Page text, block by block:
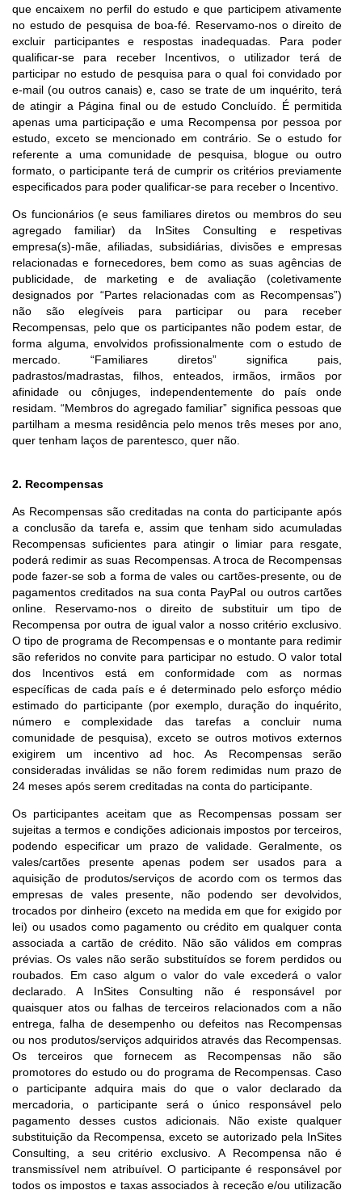
que encaixem no perfil do estudo e que participem ativamente
no estudo de pesquisa de boa-fé. Reservamo-nos o direito de
excluir participantes e respostas inadequadas. Para poder
qualificar-se para receber Incentivos, o utilizador terá de
participar no estudo de pesquisa para o qual foi convidado por
e-mail (ou outros canais) e, caso se trate de um inquérito, terá
de atingir a Página final ou de estudo Concluído. É permitida
apenas uma participação e uma Recompensa por pessoa por
estudo, exceto se mencionado em contrário. Se o estudo for
referente a uma comunidade de pesquisa, blogue ou outro
formato, o participante terá de cumprir os critérios previamente
especificados para poder qualificar-se para receber o Incentivo.
Os funcionários (e seus familiares diretos ou membros do seu
agregado familiar) da InSites Consulting e respetivas
empresa(s)-mãe, afiliadas, subsidiárias, divisões e empresas
relacionadas e fornecedores, bem como as suas agências de
publicidade, de marketing e de avaliação (coletivamente
designados por “Partes relacionadas com as Recompensas”)
não são elegíveis para participar ou para receber
Recompensas, pelo que os participantes não podem estar, de
forma alguma, envolvidos profissionalmente com o estudo de
mercado. “Familiares diretos” significa pais,
padrastos/madrastas, filhos, enteados, irmãos, irmãos por
afinidade ou cônjuges, independentemente do país onde
residam. “Membros do agregado familiar” significa pessoas que
partilham a mesma residência pelo menos três meses por ano,
quer tenham laços de parentesco, quer não.
2. Recompensas
As Recompensas são creditadas na conta do participante após
a conclusão da tarefa e, assim que tenham sido acumuladas
Recompensas suficientes para atingir o limiar para resgate,
poderá redimir as suas Recompensas. A troca de Recompensas
pode fazer-se sob a forma de vales ou cartões-presente, ou de
pagamentos creditados na sua conta PayPal ou outros cartões
online. Reservamo-nos o direito de substituir um tipo de
Recompensa por outra de igual valor a nosso critério exclusivo.
O tipo de programa de Recompensas e o montante para redimir
são referidos no convite para participar no estudo. O valor total
dos Incentivos está em conformidade com as normas
específicas de cada país e é determinado pelo esforço médio
estimado do participante (por exemplo, duração do inquérito,
número e complexidade das tarefas a concluir numa
comunidade de pesquisa), exceto se outros motivos externos
exigirem um incentivo ad hoc. As Recompensas serão
consideradas inválidas se não forem redimidas num prazo de
24 meses após serem creditadas na conta do participante.
Os participantes aceitam que as Recompensas possam ser
sujeitas a termos e condições adicionais impostos por terceiros,
podendo especificar um prazo de validade. Geralmente, os
vales/cartões presente apenas podem ser usados para a
aquisição de produtos/serviços de acordo com os termos das
empresas de vales presente, não podendo ser devolvidos,
trocados por dinheiro (exceto na medida em que for exigido por
lei) ou usados como pagamento ou crédito em qualquer conta
associada a cartão de crédito. Não são válidos em compras
prévias. Os vales não serão substituídos se forem perdidos ou
roubados. Em caso algum o valor do vale excederá o valor
declarado. A InSites Consulting não é responsável por
quaisquer atos ou falhas de terceiros relacionados com a não
entrega, falha de desempenho ou defeitos nas Recompensas
ou nos produtos/serviços adquiridos através das Recompensas.
Os terceiros que fornecem as Recompensas não são
promotores do estudo ou do programa de Recompensas. Caso
o participante adquira mais do que o valor declarado da
mercadoria, o participante será o único responsável pelo
pagamento desses custos adicionais. Não existe qualquer
substituição da Recompensa, exceto se autorizado pela InSites
Consulting, a seu critério exclusivo. A Recompensa não é
transmissível nem atribuível. O participante é responsável por
todos os impostos e taxas associados à receção e/ou utilização